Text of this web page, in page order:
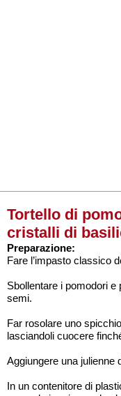
Tortello di
cristalli di
Preparazione:
Fare l’impasto classico
Sbollentare i pomodori e
semi.
Far rosolare uno
lasciandoli cuocere
Aggiungere una julienne
In un contenitore di